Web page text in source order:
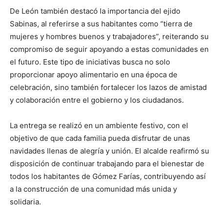
De León también destacó la importancia del ejido
Sabinas, al referirse a sus habitantes como “tierra de
mujeres y hombres buenos y trabajadores”, reiterando su
compromiso de seguir apoyando a estas comunidades en
el futuro. Este tipo de iniciativas busca no solo
proporcionar apoyo alimentario en una época de
celebración, sino también fortalecer los lazos de amistad
y colaboración entre el gobierno y los ciudadanos.
La entrega se realizó en un ambiente festivo, con el
objetivo de que cada familia pueda disfrutar de unas
navidades llenas de alegría y unión. El alcalde reafirmó su
disposición de continuar trabajando para el bienestar de
todos los habitantes de Gómez Farías, contribuyendo así
a la construcción de una comunidad más unida y
solidaria.